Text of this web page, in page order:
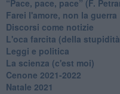
​“Pace, pace, pace” (F.
Farei l'amore, non la guerra
Discorsi come notizie
L'oca farcita (della
Leggi e politica
La scienza (c'est moi)
Cenone 2021-2022
Natale 2021